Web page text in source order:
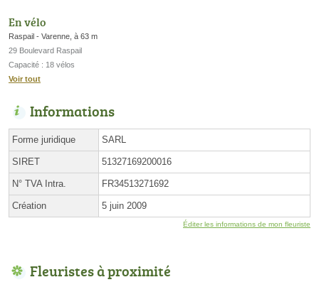
En vélo
Raspail - Varenne, à 63 m
29 Boulevard Raspail
Capacité : 18 vélos
Voir tout
Informations
Forme juridique SARL
SIRET 51327169200016
N° TVA Intra. FR34513271692
Création 5 juin 2009
Éditer les informations de mon fleuriste
Fleuristes à proximité